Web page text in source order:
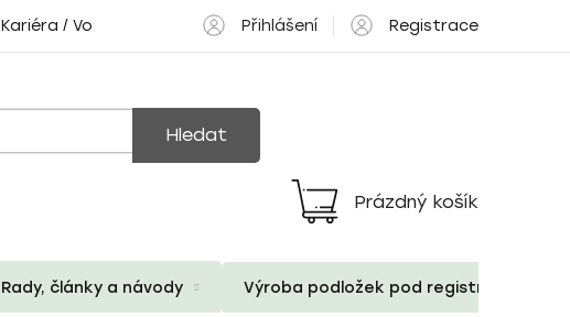
Kariéra / Volné pozice Přihlášení Registrace
Hledat
Nákupní
košík
Prázdný košík
Rady, články a návody Výroba podložek pod registrační